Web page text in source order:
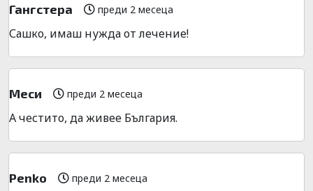
Гангстера преди 2 месеца
Сашко, имаш нужда от лечение!
Меси преди 2 месеца
А честито, да живее България.
Penko преди 2 месеца